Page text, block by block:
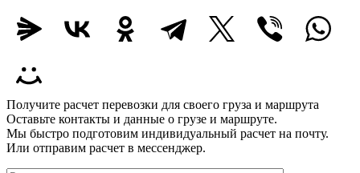
Получите расчет перевозки для своего груза и маршрута
Оставьте контакты и данные о грузе и маршруте.
Мы быстро подготовим индивидуальный расчет на почту.
Или отправим расчет в мессенджер.